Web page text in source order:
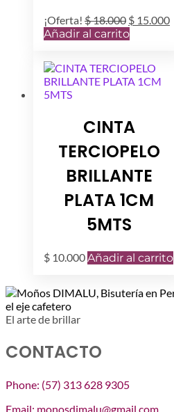
¡Oferta! $18.000 El
precio
$ 18.000.
$ 15.000El
Añadir al carrito
CINTA
TERCIOPELO
BRILLANTE
PLATA 1CM
5MTS
$ 10.000Añadir al carrito
El arte de brillar
CONTACTO
Phone: (57) 313 628 9305
Email: monosdimalu@gmail.com